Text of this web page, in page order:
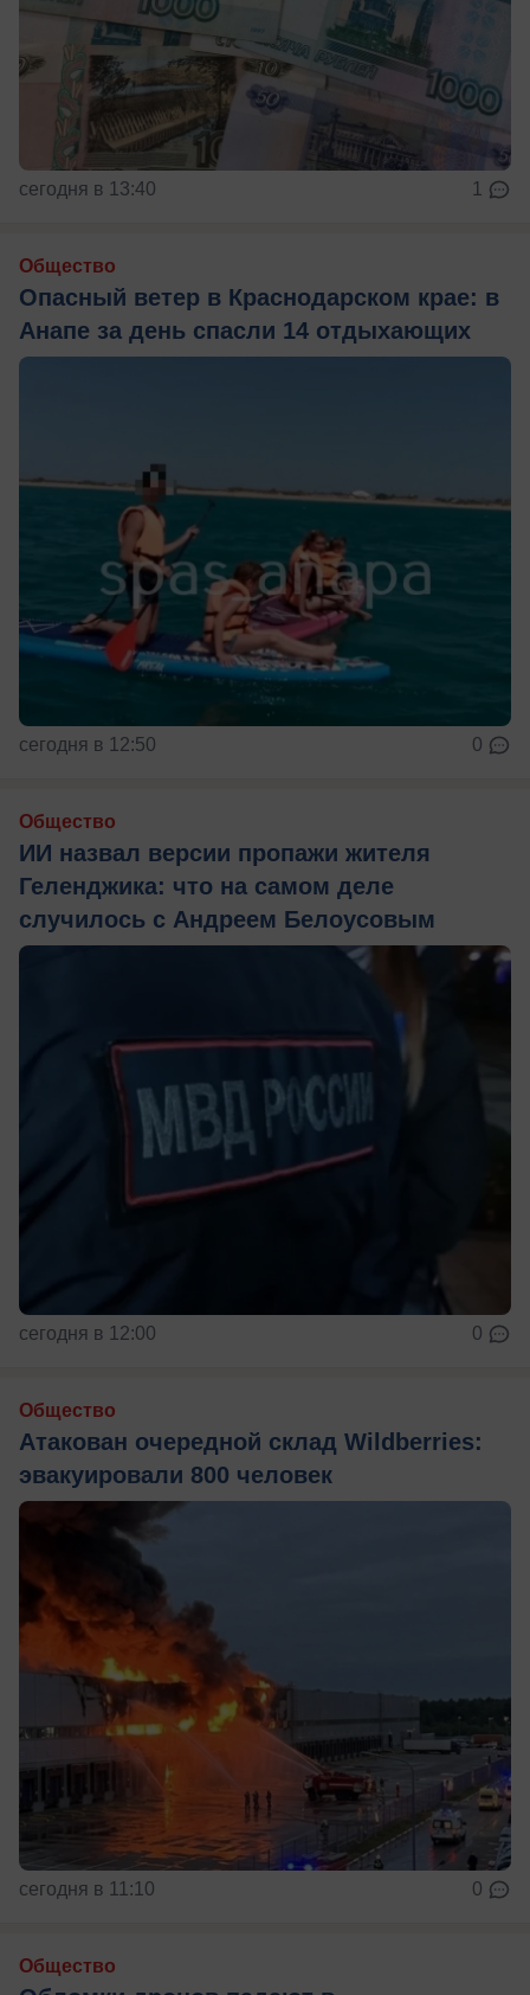
сегодня в 13:40 1
Общество
Опасный ветер в Краснодарском крае: в
Анапе за день спасли 14 отдыхающих
сегодня в 12:50 0
Общество
ИИ назвал версии пропажи жителя
Геленджика: что на самом деле
случилось с Андреем Белоусовым
сегодня в 12:00 0
Общество
Атакован очередной склад Wildberries:
эвакуировали 800 человек
сегодня в 11:10 0
Общество